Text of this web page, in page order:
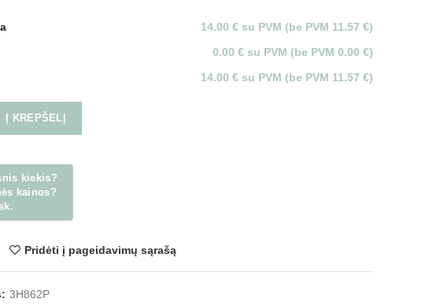
14.00 € su PVM (be PVM 11.57 €)
0.00 € su PVM (be PVM 0.00 €)
14.00 € su PVM (be PVM 11.57 €)
Į KREPŠELĮ
Pridėti į pageidavimų sąrašą
3H862P